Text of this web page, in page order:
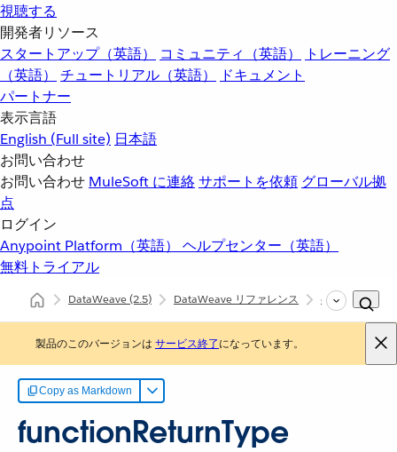
視聴する
開発者リソース
スタートアップ（英語）
コミュニティ（英語）
トレーニング
（英語）
チュートリアル（英語）
ドキュメント
パートナー
表示言語
English (Full site) 日本語
お問い合わせ
お問い合わせ MuleSoft に連絡サポートを依頼 グローバル拠
点
ログイン
Anypoint Platform（英語） ヘルプセンター（英語）
無料トライアル
DataWeave(2.5) DataWeave リファレンス dw::core::Types
製品のこのバージョンは サービス終了になっています。
Copy as Markdown
functionReturnType